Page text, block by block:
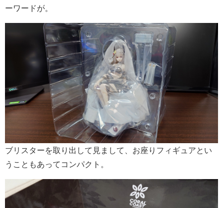
ーワードが。
ブリスターを取り出して見まして、お座りフィギュアとい
うこともあってコンパクト。